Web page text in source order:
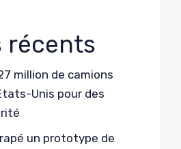
récents
million de camions
Unis pour des
un prototype de